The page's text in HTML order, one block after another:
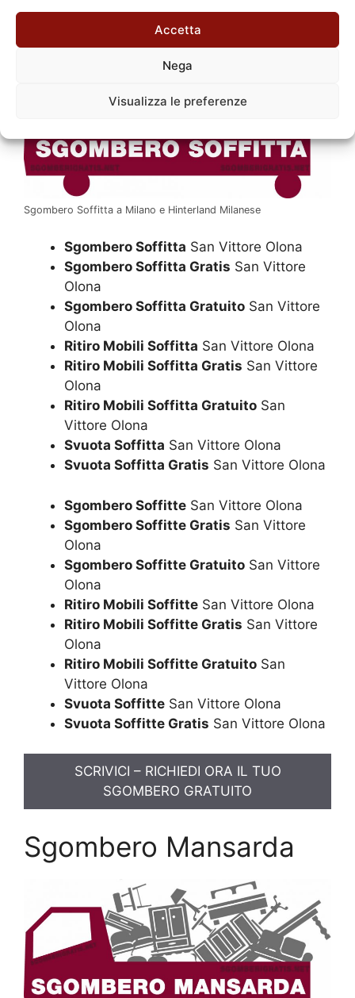
Accetta
Nega
Visualizza le preferenze
Sgombero Soffitta
Sgombero Soffitta a Milano e Hinterland Milanese
Sgombero Soffitta San Vittore Olona
Sgombero Soffitta Gratis San Vittore
Olona
Sgombero Soffitta Gratuito San Vittore
Olona
Ritiro Mobili Soffitta San Vittore Olona
Ritiro Mobili Soffitta Gratis San Vittore
Olona
Ritiro Mobili Soffitta Gratuito San
Vittore Olona
Svuota Soffitta San Vittore Olona
Svuota Soffitta Gratis San Vittore Olona
Sgombero Soffitte San Vittore Olona
Sgombero Soffitte Gratis San Vittore
Olona
Sgombero Soffitte Gratuito San Vittore
Olona
Ritiro Mobili Soffitte San Vittore Olona
Ritiro Mobili Soffitte Gratis San Vittore
Olona
Ritiro Mobili Soffitte Gratuito San
Vittore Olona
Svuota Soffitte San Vittore Olona
Svuota Soffitte Gratis San Vittore Olona
SCRIVICI – RICHIEDI ORA IL TUO
SGOMBERO GRATUITO
Sgombero Mansarda